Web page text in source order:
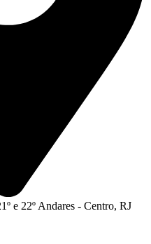
e 22º Andares - Centro, RJ